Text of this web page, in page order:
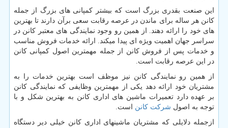
این صنعت بقدری بزرگ است که بیشتر کمپانی های بزرگ از جمله
کانن هر ساله برای ماندن در عرصه رقابت سعی برآن دارند تا بهترین
های خود را ارائه دهند. از همین رو وجود نمایندگی های معتبر کانن در
سراسر جهان اهمیت ویژه ای پیدا میکند. ارائه خدمات فروش مناسب
و خدمات پس از فروش کانن از جمله مهمترین اصول کمپانی کانن
در این عرصه رقابت است.
از همین رو نمایندگی کانن نیز موظف است بهترین خدمات را به
مشتریان خود ارائه دهد یکی از مهمترین وظایفی که نمایندگی کانن
بر عهده دارد تعمیرات ماشین های اداری کانن به بهترین شکل و با
توجه به اصول شرکت کانن است.
ازجمله دلایلی که مشتریان ماشینهای اداری کانن خیلی دیر دستگاه